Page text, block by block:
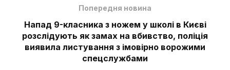
Попередня новина
Напад 9-класника з ножем у школі в Києві
розслідують як замах на вбивство, поліція
виявила листування з імовірно ворожими
спецслужбами